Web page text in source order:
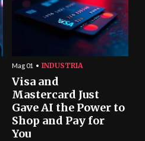
Mag 01 INDUSTRIA
Visa and
Mastercard Just
Gave AI the Power to
Shop and Pay for
You